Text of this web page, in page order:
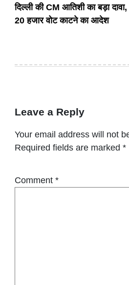
दिल्ली की CM आतिशी का बड़ा
20 हजार वोट काटने का आदेश
Leave a Reply
Your email address will not
Required fields are marked *
Comment *